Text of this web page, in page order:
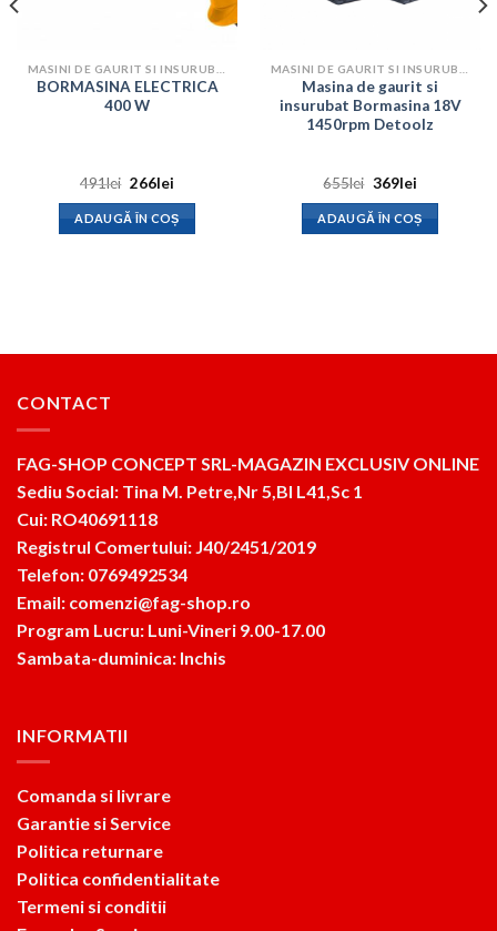
BORMASINA ELECTRICA
400 W
491lei Prețul
a
fost:
491lei.
266leiPrețul
este:
266lei.
ADAUGĂ ÎN COȘ
Masina de gaurit si
insurubat Bormasina 18V
1450rpm Detoolz
655lei Prețul
a
fost:
655lei.
369leiPrețul
este:
369lei.
ADAUGĂ ÎN COȘ
CONTACT
FAG-SHOP CONCEPT SRL-MAGAZIN EXCLUSIV ONLINE
Sediu Social: Tina M. Petre,Nr 5,Bl L41,Sc 1
Cui: RO40691118
Registrul Comertului: J40/2451/2019
Telefon: 0769492534
Email: comenzi@fag-shop.ro
Program Lucru: Luni-Vineri 9.00-17.00
Sambata-duminica: Inchis
INFORMATII
Comanda si livrare
Garantie si Service
Politica returnare
Politica confidentialitate
Termeni si conditii